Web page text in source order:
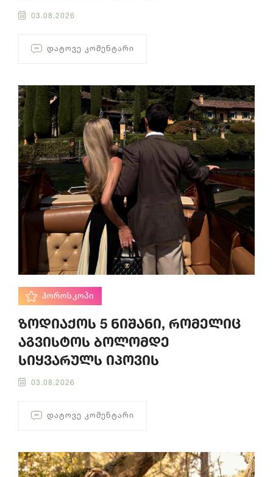
03.08.2026
ᲓᲐᲢᲝᲕᲔ ᲙᲝᲛᲔᲜᲢᲐᲠᲘ
ᲰᲝᲠᲝᲡᲙᲝᲞᲘ
ზოდიაქოს 5 ნიშანი, რომელიც
აგვისტოს ბოლომდე
სიყვარულს იპოვის
03.08.2026
ᲓᲐᲢᲝᲕᲔ ᲙᲝᲛᲔᲜᲢᲐᲠᲘ